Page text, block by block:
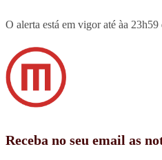
O alerta está em vigor até àa
Receba no seu email as